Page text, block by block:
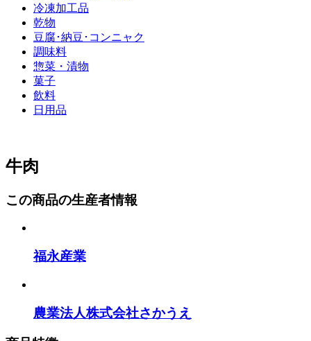
冷凍加工品
乾物
豆腐･納豆･コンニャク
調味料
惣菜・漬物
菓子
飲料
日用品
牛肉
この商品の生産者情報
福永産業
農業法人株式会社さかうえ